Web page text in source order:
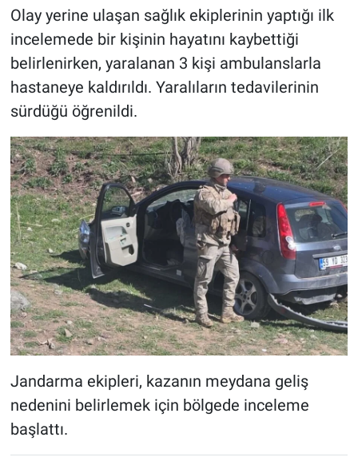
Olay yerine ulaşan sağlık ekiplerinin yaptığı ilk
incelemede bir kişinin hayatını kaybettiği
belirlenirken, yaralanan 3 kişi ambulanslarla
hastaneye kaldırıldı. Yaralıların tedavilerinin
sürdüğü öğrenildi.
Jandarma ekipleri, kazanın meydana geliş
nedenini belirlemek için bölgede inceleme
başlattı.